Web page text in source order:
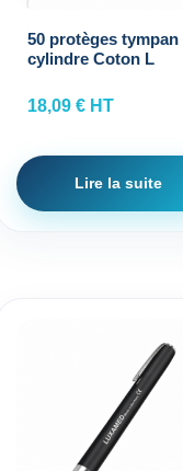
50 protèges tympan
cylindre Coton L
18,09 € HT
Lire la suite